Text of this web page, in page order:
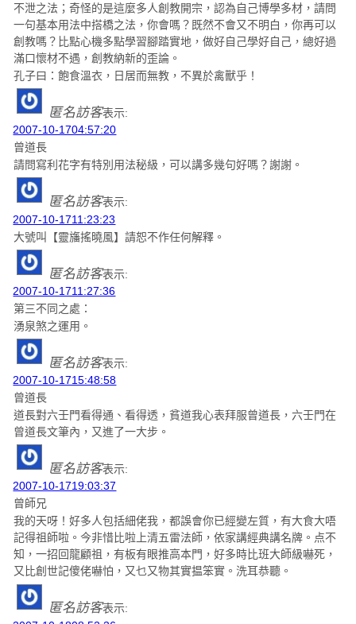
不泄之法；奇怪的是這麼多人創教開宗，認為自己博學多材，請問
一句基本用法中搭橋之法，你會嗎？既然不會又不明白，你再可以
創教嗎？比點心機多點學習腳踏實地，做好自己學好自己，總好過
滿口懷材不遇，創教納新的歪論。
孔子曰：飽食溫衣，日居而無教，不異於禽獸乎！
匿名訪客表示:
2007-10-1704:57:20
曾道長
請問寫利花字有特別用法秘級，可以講多幾句好嗎？謝謝。
匿名訪客表示:
2007-10-1711:23:23
大號叫【靈旛搖曉風】請恕不作任何解釋。
匿名訪客表示:
2007-10-1711:27:36
第三不同之處：
湧泉煞之運用。
匿名訪客表示:
2007-10-1715:48:58
曾道長
道長對六壬門看得通、看得透，貧道我心表拜服曾道長，六壬門在
曾道長文筆內，又進了一大步。
匿名訪客表示:
2007-10-1719:03:37
曾師兄
我的天呀！好多人包括細佬我，都誤會你已經變左質，有大食大唔
記得祖師啦。今非惜比啦上清五雷法師，依家講經典講名牌。点不
知，一招回龍顧祖，有板有眼推高本門，好多時比班大師級嚇死，
又比創世記傻佬嚇怕，又乜又物其實揾笨實。洗耳恭聽。
匿名訪客表示: